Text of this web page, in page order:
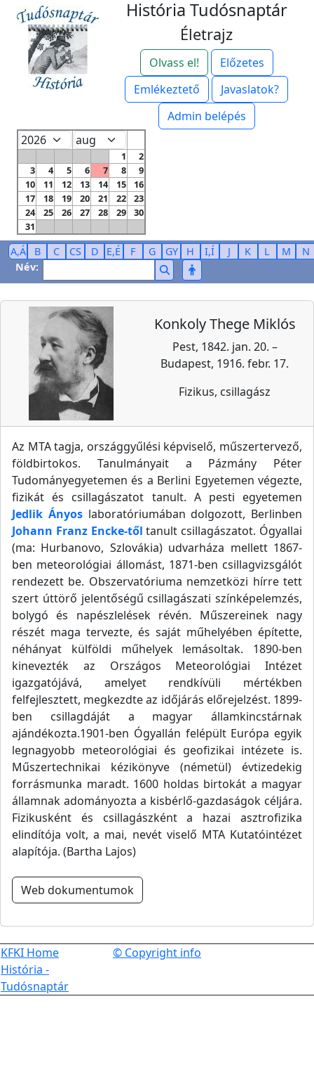
História Tudósnaptár
Életrajz
Olvass el!
Előzetes
Emlékeztető
Javaslatok?
Admin belépés
1
2
3
4 5 6 7 8
9
10
11 12 13 14 15
16
17
18 19 20 21 22
23
24
25 26 27 28 29
30
31
A,Á B C CS D E,É F G GY H I,Í J K L M
N
Név:
Konkoly Thege Miklós
Pest, 1842. jan. 20. –
Budapest, 1916. febr. 17.
Fizikus, csillagász
Az MTA tagja, országgyűlési képviselő, műszertervező,
földbirtokos. Tanulmányait a Pázmány Péter
Tudományegyetemen és a Berlini Egyetemen végezte,
fizikát és csillagászatot tanult. A pesti egyetemen
Jedlik Ányoslaboratóriumában dolgozott, Berlinben
Johann Franz Encke-től tanult csillagászatot. Ógyallai
(ma: Hurbanovo, Szlovákia) udvarháza mellett 1867-
ben meteorológiai állomást, 1871-ben csillagvizsgálót
rendezett be. Obszervatóriuma nemzetközi hírre tett
szert úttörő jelentőségű csillagászati színképelemzés,
bolygó és napészlelések révén. Műszereinek nagy
részét maga tervezte, és saját műhelyében építette,
néhányat külföldi műhelyek lemásoltak. 1890-ben
kinevezték az Országos Meteorológiai Intézet
igazgatójává, amelyet rendkívüli mértékben
felfejlesztett, megkezdte az időjárás előrejelzést. 1899-
ben csillagdáját a magyar államkincstárnak
ajándékozta.1901-ben Ógyallán felépült Európa egyik
legnagyobb meteorológiai és geofizikai intézete is.
Műszertechnikai kézikönyve (németül) évtizedekig
forrásmunka maradt. 1600 holdas birtokát a magyar
államnak adományozta a kisbérlő-gazdaságok céljára.
Fizikusként és csillagászként a hazai asztrofizika
elindítója volt, a mai, nevét viselő MTA Kutatóintézet
alapítója. (Bartha Lajos)
Web dokumentumok
KFKI Home
História -
Tudósnaptár
© Copyright info